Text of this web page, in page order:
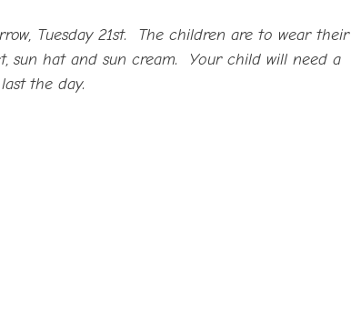
Tuesday 21st. The children are to wear their
sun hat and sun cream. Your child will need a
the day.